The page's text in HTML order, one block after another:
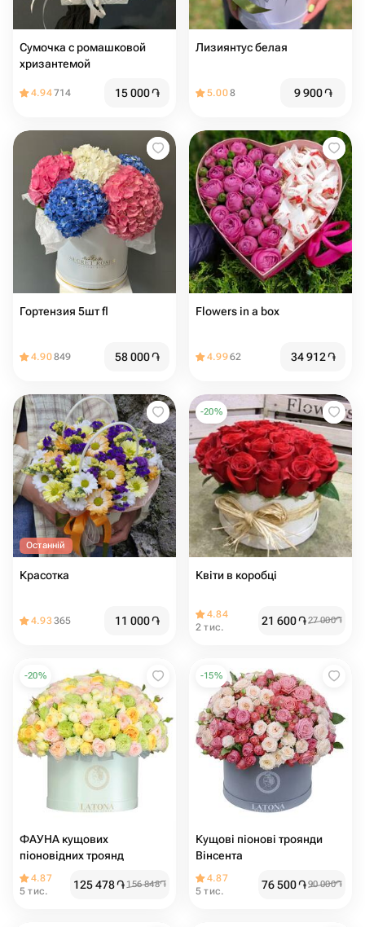
Сумочка с ромашковой
хризантемой
4.94714 15 000֏
Лизиянтус белая
5.008 9 900֏
Гортензия 5шт fl
4.90849 58 000֏
Flowers in a box
4.9962 34 912֏
Останній
Красотка
4.93365 11 000֏
-20%
Квіти в коробці
4.84
2 тис.
21 600֏27 000֏
-20%
ФАУНА кущових
піоновідних троянд
4.87
5 тис.
125 478֏ 156 848֏
-15%
Кущові піонові троянди
Вінсента
4.87
5 тис.
76 500֏90 000֏